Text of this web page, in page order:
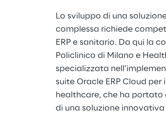
Prebuilt AI Apps
Scopri di più
Lo sviluppo di una
complessa richiede
ERP e sanitario. Da qui la
Policlinico di Milano e
specializzata
suite Oracle ERP Cloud per
healthcare, che ha portato
di una soluzione